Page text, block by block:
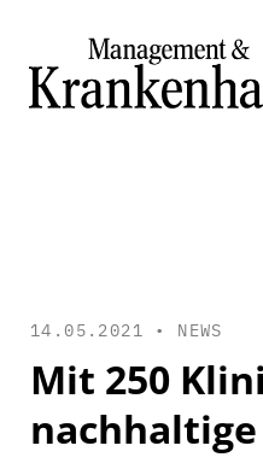
14.05.2021 • NEWS
Mit 250